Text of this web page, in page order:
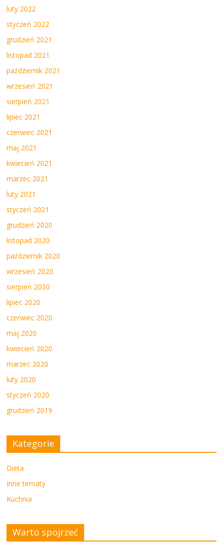
luty 2022
styczeń 2022
grudzień 2021
listopad 2021
październik 2021
wrzesień 2021
sierpień 2021
lipiec 2021
czerwiec 2021
maj 2021
kwiecień 2021
marzec 2021
luty 2021
styczeń 2021
grudzień 2020
listopad 2020
październik 2020
wrzesień 2020
sierpień 2020
lipiec 2020
czerwiec 2020
maj 2020
kwiecień 2020
marzec 2020
luty 2020
styczeń 2020
grudzień 2019
Kategorie
Dieta
Inne tematy
Kuchnia
Warto spojrzeć